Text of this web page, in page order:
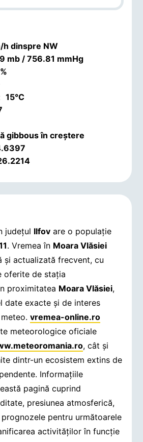
h dinspre NW
mb / 756.81 mmHg
15°C
gibbous în creștere
județul Ilfov are o populație
. Vremea în Moara Vlăsiei
și actualizată frecvent, cu
oferite de stația
proximitatea Moara Vlăsiei,
date exacte și de interes
meteo.vremea-online.ro
meteorologice oficiale
, cât și
dintr-un ecosistem extins de
Informațiile
pagină cuprind
presiunea atmosferică,
pentru următoarele
activităților în funcție